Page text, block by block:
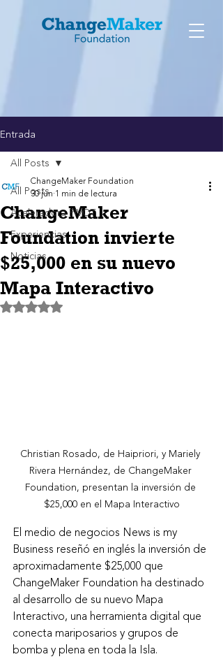
Entrada
All Posts
Aceleradora PIVOT
Experiencias
Noticias
All Posts
ChangeMaker
Foundation invierte
$25,000 en su nuevo
Mapa Interactivo
ChangeMaker Foundation
30 jun 1 min de lectura
Obtuvo NaN de 5 estrellas.
Christian Rosado, de Haipriori, y Mariely
Rivera Hernández, de ChangeMaker
Foundation, presentan la inversión de
$25,000 en el Mapa Interactivo
El medio de negocios News is my
Business reseñó en inglés la inversión de
aproximadamente $25,000 que
ChangeMaker Foundation ha destinado
al desarrollo de su nuevo Mapa
Interactivo, una herramienta digital que
conecta mariposarios y grupos de
bomba y plena en toda la Isla.